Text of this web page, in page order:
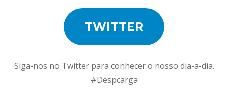
TWITTER
Siga-nos no Twitter para conhecer o nosso dia-a-dia.
#Despcarga